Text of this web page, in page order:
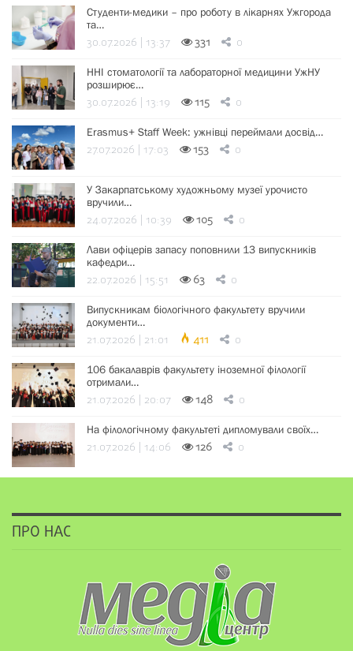
Студенти-медики – про роботу в лікарнях Ужгорода
та…
30.07.2026 | 13:37 331 0
ННІ стоматології та лабораторної медицини УжНУ
розширює…
30.07.2026 | 13:19 115 0
Erasmus+ Staff Week: ужнівці переймали досвід…
27.07.2026 | 17:03 153 0
У Закарпатському художньому музеї урочисто
вручили…
24.07.2026 | 10:39 105 0
Лави офіцерів запасу поповнили 13 випускників
кафедри…
22.07.2026 | 15:51 63 0
Випускникам біологічного факультету вручили
документи…
21.07.2026 | 21:01 411 0
106 бакалаврів факультету іноземної філології
отримали…
21.07.2026 | 20:07 148 0
На філологічному факультеті дипломували своїх…
21.07.2026 | 14:06 126 0
ПРО НАС